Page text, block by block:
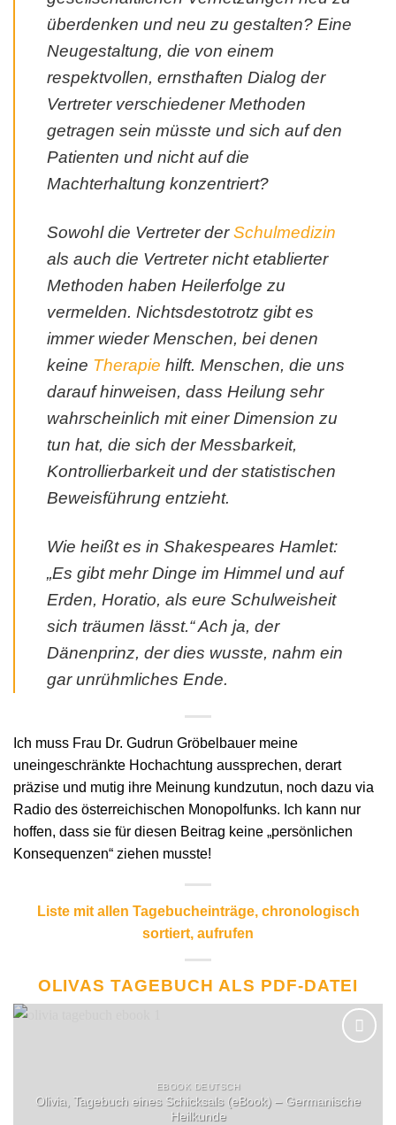
überdenken und neu zu gestalten? Eine
Neugestaltung, die von einem
respektvollen, ernsthaften Dialog der
Vertreter verschiedener Methoden
getragen sein müsste und sich auf den
Patienten und nicht auf die
Machterhaltung konzentriert?
Sowohl die Vertreter derSchulmedizin
als auch die Vertreter nicht etablierter
Methoden haben Heilerfolge zu
vermelden. Nichtsdestotrotz gibt es
immer wieder Menschen, bei denen
keine Therapie hilft. Menschen, die uns
darauf hinweisen, dass Heilung sehr
wahrscheinlich mit einer Dimension zu
tun hat, die sich der Messbarkeit,
Kontrollierbarkeit und der statistischen
Beweisführung entzieht.
Wie heißt es in Shakespeares Hamlet:
„Es gibt mehr Dinge im Himmel und auf
Erden, Horatio, als eure Schulweisheit
sich träumen lässt.“ Ach ja, der
Dänenprinz, der dies wusste, nahm ein
gar unrühmliches Ende.
Ich muss Frau Dr. Gudrun Gröbelbauer meine
uneingeschränkte Hochachtung aussprechen, derart
präzise und mutig ihre Meinung kundzutun, noch dazu via
Radio des österreichischen Monopolfunks. Ich kann nur
hoffen, dass sie für diesen Beitrag keine „persönlichen
Konsequenzen“ ziehen musste!
Liste mit allen Tagebucheinträge, chronologisch
sortiert, aufrufen
OLIVAS TAGEBUCH ALS PDF-DATEI
EBOOK DEUTSCH
Olivia, Tagebuch eines Schicksals (eBook) – Germanische
Heilkunde